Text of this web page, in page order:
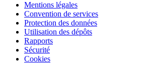
Mentions légales
Convention de services
Protection des données
Utilisation des dépôts
Rapports
Sécurité
Cookies